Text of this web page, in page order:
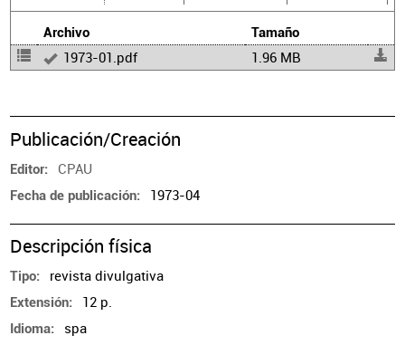
Archivo Tamaño
1973-01.pdf 1.96 MB
Publicación/Creación
Editor CPAU
Fecha de publicación 1973-04
Descripción física
Tipo revista divulgativa
Extensión 12 p.
Idioma spa